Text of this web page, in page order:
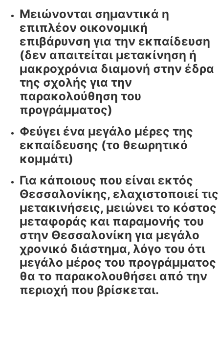
Μειώνονται σημαντικά η
επιπλέον οικονομική
επιβάρυνση για την εκπαίδευση
(δεν απαιτείται μετακίνηση ή
μακροχρόνια διαμονή στην έδρα
της σχολής για την
παρακολούθηση του
προγράμματος)
Φεύγει ένα μεγάλο μέρες της
εκπαίδευσης (το θεωρητικό
κομμάτι)
Για κάποιους που είναι εκτός
Θεσσαλονίκης, ελαχιστοποιεί τις
μετακινήσεις, μειώνει το κόστος
μεταφοράς και παραμονής του
στην Θεσσαλονίκη για μεγάλο
χρονικό διάστημα, λόγο του ότι
μεγάλο μέρος του προγράμματος
θα το παρακολουθήσει από την
περιοχή που βρίσκεται.